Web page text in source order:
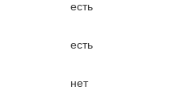
есть
есть
нет